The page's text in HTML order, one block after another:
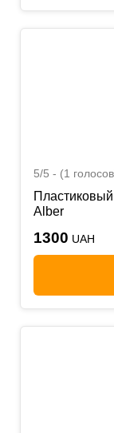
5/5 - (1
Alber
1300 UAH